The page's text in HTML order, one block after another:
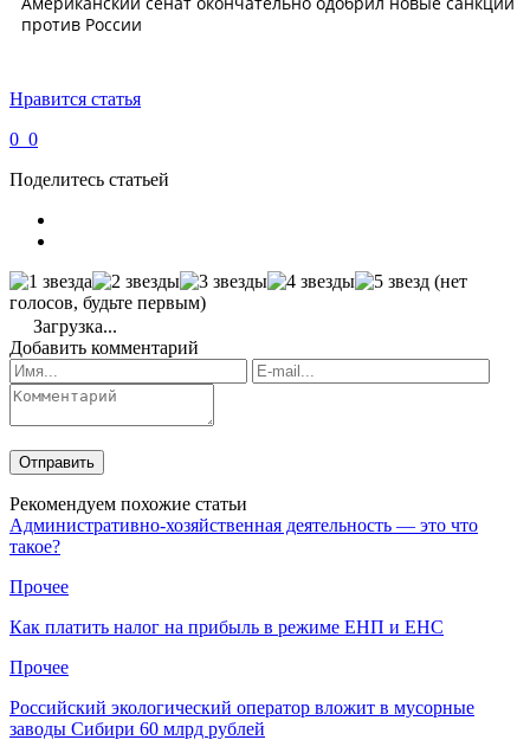
Нравится статья
0 0
Поделитесь статьей
(нет
голосов, будьте первым)
Загрузка...
Добавить комментарий
Рекомендуем похожие статьи
Административно-хозяйственная деятельность — это что
такое?
Прочее
Как платить налог на прибыль в режиме ЕНП и ЕНС
Прочее
Российский экологический оператор вложит в мусорные
заводы Сибири 60 млрд рублей